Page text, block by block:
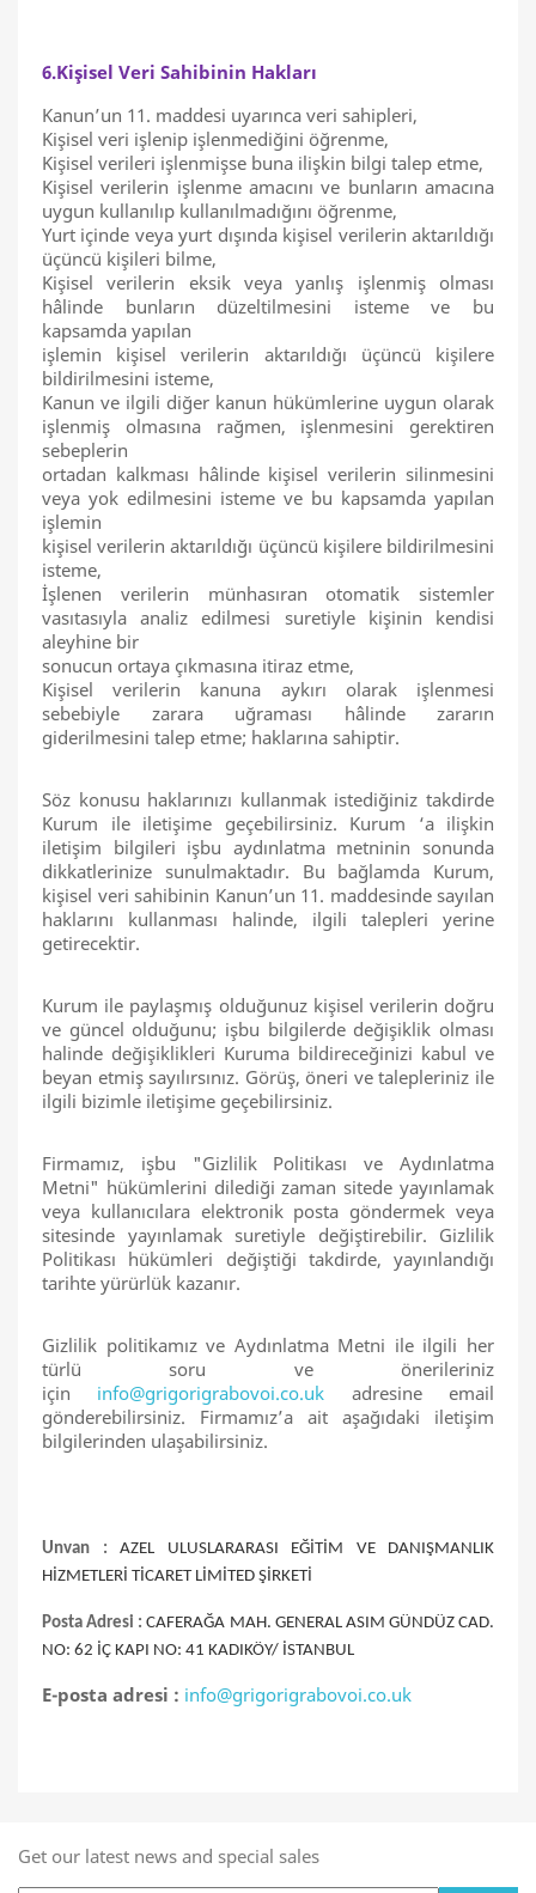
6.Kişisel Veri Sahibinin Hakları
Kanun’un 11. maddesi uyarınca veri sahipleri,
Kişisel veri işlenip işlenmediğini öğrenme,
Kişisel verileri işlenmişse buna ilişkin bilgi talep etme,
Kişisel verilerin işlenme amacını ve bunların amacına
uygun kullanılıp kullanılmadığını öğrenme,
Yurt içinde veya yurt dışında kişisel verilerin aktarıldığı
üçüncü kişileri bilme,
Kişisel verilerin eksik veya yanlış işlenmiş olması
hâlinde bunların düzeltilmesini isteme ve bu
kapsamda yapılan
işlemin kişisel verilerin aktarıldığı üçüncü kişilere
bildirilmesini isteme,
Kanun ve ilgili diğer kanun hükümlerine uygun olarak
işlenmiş olmasına rağmen, işlenmesini gerektiren
sebeplerin
ortadan kalkması hâlinde kişisel verilerin silinmesini
veya yok edilmesini isteme ve bu kapsamda yapılan
işlemin
kişisel verilerin aktarıldığı üçüncü kişilere bildirilmesini
isteme,
İşlenen verilerin münhasıran otomatik sistemler
vasıtasıyla analiz edilmesi suretiyle kişinin kendisi
aleyhine bir
sonucun ortaya çıkmasına itiraz etme,
Kişisel verilerin kanuna aykırı olarak işlenmesi
sebebiyle zarara uğraması hâlinde zararın
giderilmesini talep etme; haklarına sahiptir.
Söz konusu haklarınızı kullanmak istediğiniz takdirde
Kurum ile iletişime geçebilirsiniz. Kurum ‘a ilişkin
iletişim bilgileri işbu aydınlatma metninin sonunda
dikkatlerinize sunulmaktadır. Bu bağlamda Kurum,
kişisel veri sahibinin Kanun’un 11. maddesinde sayılan
haklarını kullanması halinde, ilgili talepleri yerine
getirecektir.
Kurum ile paylaşmış olduğunuz kişisel verilerin doğru
ve güncel olduğunu; işbu bilgilerde değişiklik olması
halinde değişiklikleri Kuruma bildireceğinizi kabul ve
beyan etmiş sayılırsınız. Görüş, öneri ve talepleriniz ile
ilgili bizimle iletişime geçebilirsiniz.
Firmamız, işbu "Gizlilik Politikası ve Aydınlatma
Metni" hükümlerini dilediği zaman sitede yayınlamak
veya kullanıcılara elektronik posta göndermek veya
sitesinde yayınlamak suretiyle değiştirebilir. Gizlilik
Politikası hükümleri değiştiği takdirde, yayınlandığı
tarihte yürürlük kazanır.
Gizlilik politikamız ve Aydınlatma Metni ile ilgili her
türlü soru ve önerileriniz
için info@grigorigrabovoi.co.uk adresine email
gönderebilirsiniz. Firmamız’a ait aşağıdaki iletişim
bilgilerinden ulaşabilirsiniz.
Unvan :
AZEL ULUSLARARASI EĞİTİM VE DANIŞMANLIK
HİZMETLERİ TİCARET LİMİTED ŞİRKETİ
Posta Adresi : CAFERAĞA MAH. GENERAL ASIM GÜNDÜZ CAD.
NO: 62 İÇ KAPI NO: 41 KADIKÖY/ İSTANBUL
E-posta adresi : info@grigorigrabovoi.co.uk
Get our latest news and special sales